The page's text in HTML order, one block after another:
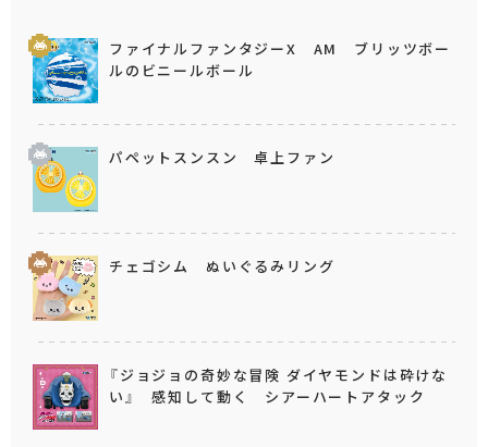
ファイナルファンタジーX AM ブリッツボー
ルのビニールボール
パペットスンスン 卓上ファン
チェゴシム ぬいぐるみリング
『ジョジョの奇妙な冒険 ダイヤモンドは砕けな
い』 感知して動く シアーハートアタック